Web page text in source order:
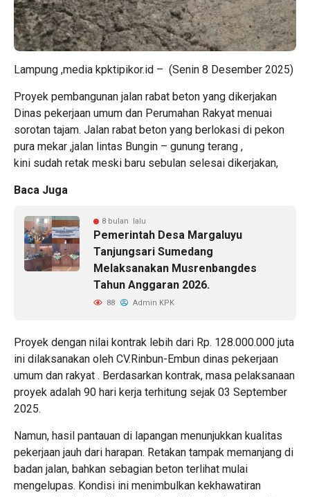
Lampung ,media kpktipikor.id – (Senin 8 Desember 2025)
Proyek pembangunan jalan rabat beton yang dikerjakan
Dinas pekerjaan umum dan Perumahan Rakyat menuai
sorotan tajam. Jalan rabat beton yang berlokasi di pekon
pura mekar ,jalan lintas Bungin – gunung terang ,
kini sudah retak meski baru sebulan selesai dikerjakan,
Baca Juga
8 bulan lalu
Pemerintah Desa Margaluyu
Tanjungsari Sumedang
Melaksanakan Musrenbangdes
Tahun Anggaran 2026.
88 Admin KPK
Proyek dengan nilai kontrak lebih dari Rp. 128.000.000 juta
ini dilaksanakan oleh CV.Rinbun-Embun dinas pekerjaan
umum dan rakyat . Berdasarkan kontrak, masa pelaksanaan
proyek adalah 90 hari kerja terhitung sejak 03 September
2025.
Namun, hasil pantauan di lapangan menunjukkan kualitas
pekerjaan jauh dari harapan. Retakan tampak memanjang di
badan jalan, bahkan sebagian beton terlihat mulai
mengelupas. Kondisi ini menimbulkan kekhawatiran